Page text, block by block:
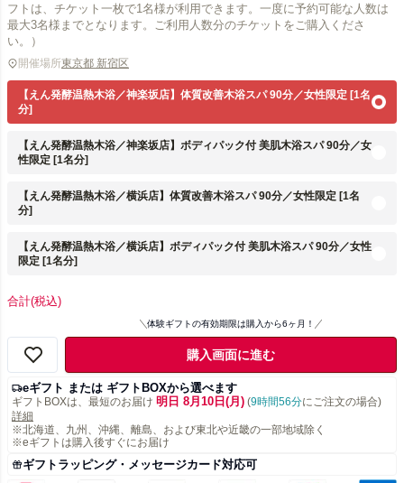
フトは、チケット一枚で1名様が利用できます。一度に予約可能な人数は
最大3名様までとなります。ご利用人数分のチケットをご購入くださ
い。）
開催場所東京都 新宿区
【えん発酵温熱木浴／神楽坂店】体質改善木浴スパ 90分／女性限定 [1名
分]
【えん発酵温熱木浴／神楽坂店】ボディパック付 美肌木浴スパ 90分／女
性限定 [1名分]
【えん発酵温熱木浴／横浜店】体質改善木浴スパ 90分／女性限定 [1名
分]
【えん発酵温熱木浴／横浜店】ボディパック付 美肌木浴スパ 90分／女性
限定 [1名分]
合計(税込)
体験ギフトの有効期限は購入から6ヶ月！
購入画面に進む
eギフト または ギフトBOXから選べます
ギフトBOXは、最短のお届け 明日 8月10日(月) (9時間56分にご注文の場合)
詳細
※北海道、九州、沖縄、離島、および東北や近畿の一部地域除く
※eギフトは購入後すぐにお届け
ギフトラッピング・メッセージカード対応可